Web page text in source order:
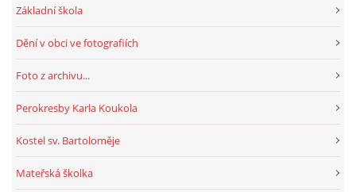
Základní škola
Dění v obci ve fotografiích
Foto z archivu...
Perokresby Karla Koukola
Kostel sv. Bartoloměje
Mateřská školka